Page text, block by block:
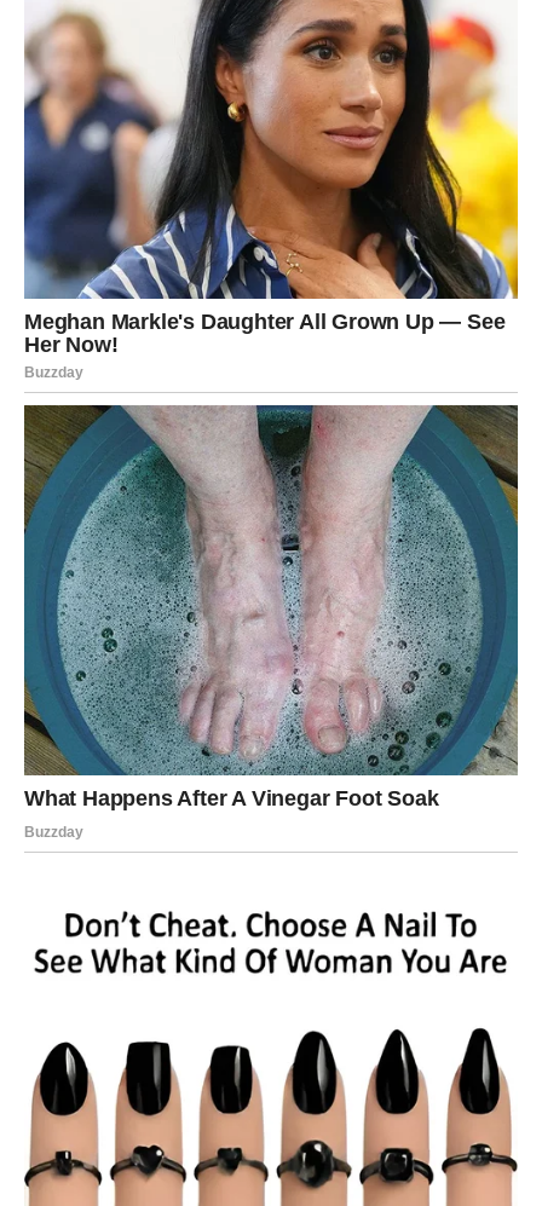
kuhanja na pari, što doprinosi boljoj teksturi i potpuni
završetak procesa. Upravo ta završna faza daje riži
laganu i rahlu strukturu, idealnu za posluživanje.
Pridržavanjem ovih jednostavnih, ali značajnih koraka,
svako domaćinstvo može pripremiti rižu kao iz vrhunskog
restorana – bez lijepljenja, bez viška vode i sa savršenim
balansom mekoće i zadržane forme. Nije riječ o
komplikovanim tehnikama, već o pažnji prema detaljima
koje većina ljudi nesvjesno preskoči. Zato sljedeći put
kada pripremate rižu, setite se ovih saveta – rezultat će
biti ne samo ukusniji, već i vizualno privlačniji tanjir.
BONUS TEKST
Crna buđ koja se pojavljuje na podu oko toaleta nije samo